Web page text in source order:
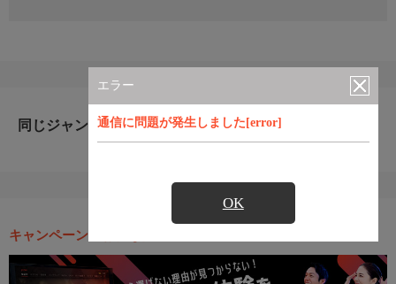
エラー
通信に問題が発生しました[error]
OK
同じジャンルのおすすめ番組
キャンペーン・お得な情報